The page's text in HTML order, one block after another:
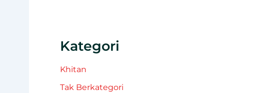
Kategori
Khitan
Tak Berkategori